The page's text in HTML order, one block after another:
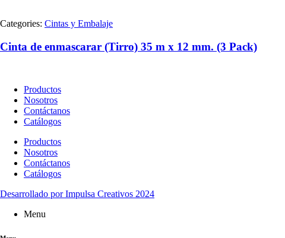
Categories: Cintas y Embalaje
Cinta de enmascarar (Tirro) 35 m x 12 mm. (3 Pack)
Productos
Nosotros
Contáctanos
Catálogos
Productos
Nosotros
Contáctanos
Catálogos
Desarrollado por Impulsa Creativos 2024
Menu